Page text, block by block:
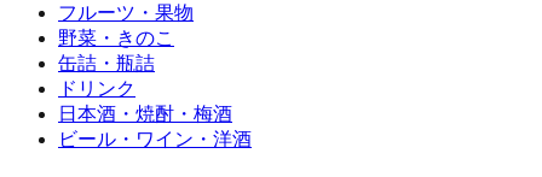
フルーツ・果物
野菜・きのこ
缶詰・瓶詰
ドリンク
日本酒・焼酎・梅酒
ビール・ワイン・洋酒